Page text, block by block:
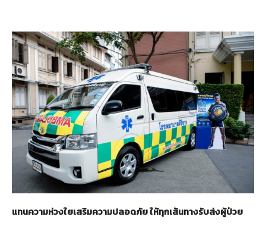
แทนความห่วงใยเสริมความปลอดภัย ให้ทุกเส้นทางรับส่งผู้ป่วย